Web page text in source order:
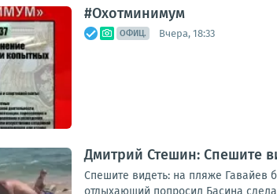
#Охотминимум
ОФИЦ. Вчера, 18:33
Дмитрий Стешин: Спешите
Спешите видеть: на пляже Гавайев
отдыхающий попросил Басина